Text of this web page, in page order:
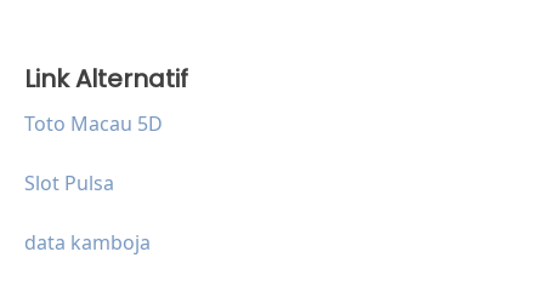
Link Alternatif
Toto Macau 5D
Slot Pulsa
data kamboja